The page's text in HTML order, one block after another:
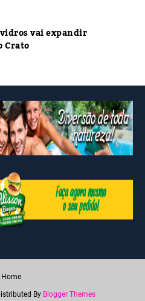
vai expandir
Crato
Home
By Blogger Themes